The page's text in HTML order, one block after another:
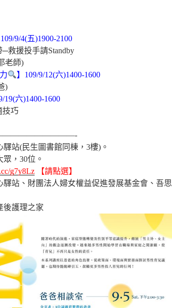
9/4(五)1900-2100
救援投手請Standby
老師)
】109/9/12(六)1400-1600
)
19(六)1400-1600
技巧
站(民生圖書館同棟，3樓)。
，30位。
g7y8Lz 【請點選】
驛站、財團法人婦女權益促進發展基金會、吾思
後護理之家